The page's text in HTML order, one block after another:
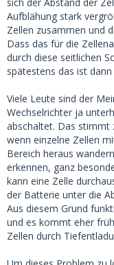
Aufblähung stark
Zellen zusammen und
Dass das für die
durch diese seitlichen
spätestens das ist
Viele Leute sind der
Wechselrichter ja
abschaltet. Das stimmt
wenn einzelne Zellen
Bereich heraus
erkennen, ganz
kann eine Zelle
der Batterie unter die
Aus diesem Grund
und es kommt eher
Zellen durch